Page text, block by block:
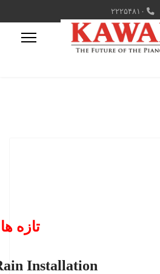
۲۲۲۵۴۸۱۰
تازه ها
Installation